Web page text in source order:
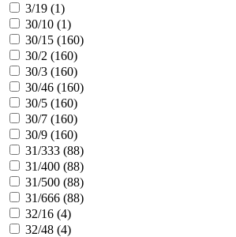
3/19 (1)
30/10 (1)
30/15 (160)
30/2 (160)
30/3 (160)
30/46 (160)
30/5 (160)
30/7 (160)
30/9 (160)
31/333 (88)
31/400 (88)
31/500 (88)
31/666 (88)
32/16 (4)
32/48 (4)